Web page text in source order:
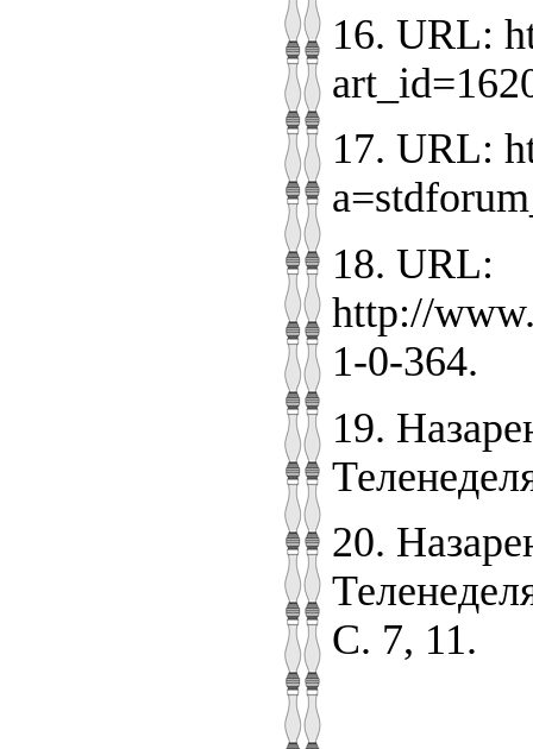
16. URL:
17. URL:
18. URL:
http://
1-0-364.
19.
20.
С. 7, 11.